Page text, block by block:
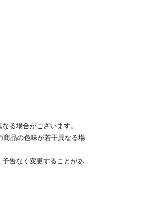
る場合がございます。
品の色味が若干異なる場
告なく変更することがあ